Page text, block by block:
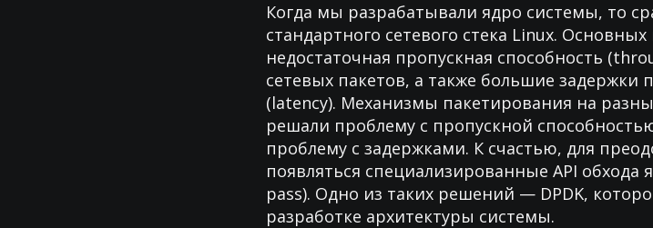
Когда мы разрабатывали ядро системы, то
стандартного сетевого стека Linux.
недостаточная пропускная способность
сетевых пакетов, а также большие задержки
(latency). Механизмы пакетирования на
решали проблему с пропускной
проблему с задержками. К счастью, для
появляться специализированные API обхода
pass). Одно из таких решений — DPDK,
разработке архитектуры системы.